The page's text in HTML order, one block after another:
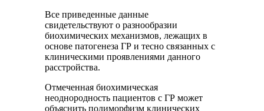
Все приведенные данные
свидетельствуют о разнообразии
биохимических механизмов, лежащих в
основе патогенеза ГР и тесно связанных с
клиническими проявлениями данного
расстройства.
Отмеченная биохимическая
неоднородность пациентов с ГР может
объяснить полиморфизм клинических